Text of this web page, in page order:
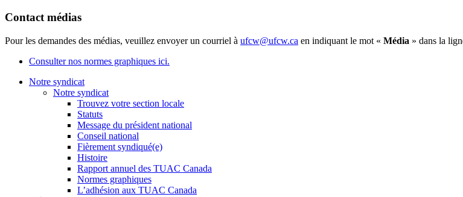
Contact médias
Pour les demandes des médias, veuillez envoyer un courriel à ufcw@ufcw.ca en indiquant le mot « Média » dans la
Consulter nos normes graphiques ici.
Notre syndicat
Notre syndicat
Trouvez votre section locale
Statuts
Message du président national
Conseil national
Fièrement syndiqué(e)
Histoire
Rapport annuel des TUAC Canada
Normes graphiques
L’adhésion aux TUAC Canada